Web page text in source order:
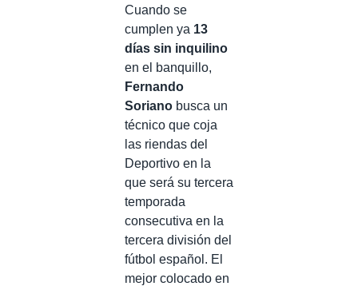
Cuando se
cumplen ya 13
días sin inquilino
en el banquillo,
Fernando
Soriano busca un
técnico que coja
las riendas del
Deportivo en la
que será su tercera
temporada
consecutiva en la
tercera división del
fútbol español. El
mejor colocado en